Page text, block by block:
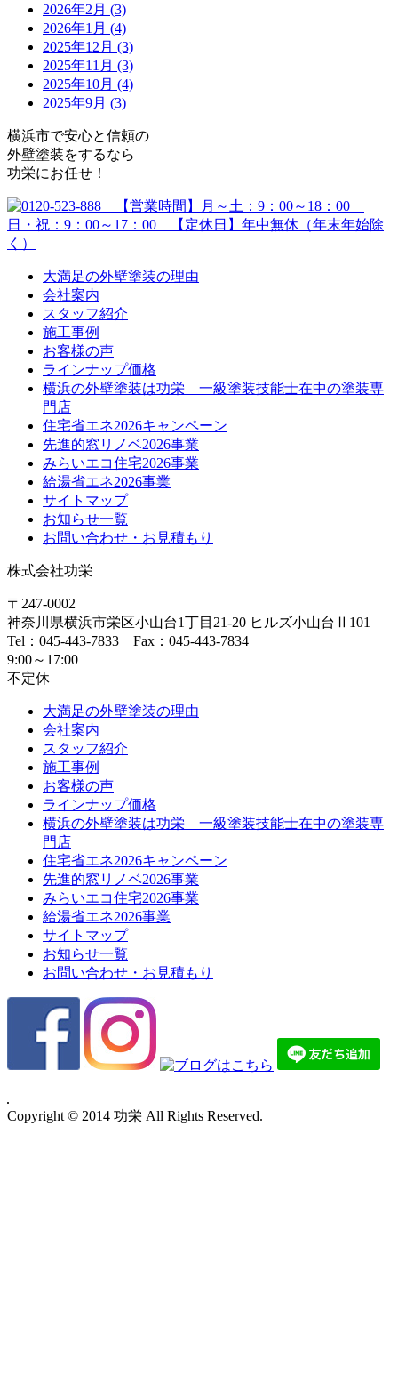
2026年2月 (3)
2026年1月 (4)
2025年12月 (3)
2025年11月 (3)
2025年10月 (4)
2025年9月 (3)
横浜市で安心と信頼の
外壁塗装をするなら
功栄にお任せ！
大満足の外壁塗装の理由
会社案内
スタッフ紹介
施工事例
お客様の声
ラインナップ価格
横浜の外壁塗装は功栄 一級塗装技能士在中の塗装専
門店
住宅省エネ2026キャンペーン
先進的窓リノベ2026事業
みらいエコ住宅2026事業
給湯省エネ2026事業
サイトマップ
お知らせ一覧
お問い合わせ・お見積もり
株式会社功栄
〒247-0002
神奈川県横浜市栄区小山台1丁目21-20 ヒルズ小山台Ⅱ101
Tel：045-443-7833 Fax：045-443-7834
9:00～17:00
不定休
大満足の外壁塗装の理由
会社案内
スタッフ紹介
施工事例
お客様の声
ラインナップ価格
横浜の外壁塗装は功栄 一級塗装技能士在中の塗装専
門店
住宅省エネ2026キャンペーン
先進的窓リノベ2026事業
みらいエコ住宅2026事業
給湯省エネ2026事業
サイトマップ
お知らせ一覧
お問い合わせ・お見積もり
Copyright © 2014 功栄 All Rights Reserved.